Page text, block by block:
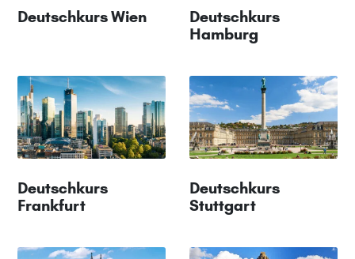
Deutschkurs Wien
Deutschkurs
Hamburg
Deutschkurs
Frankfurt
Deutschkurs
Stuttgart